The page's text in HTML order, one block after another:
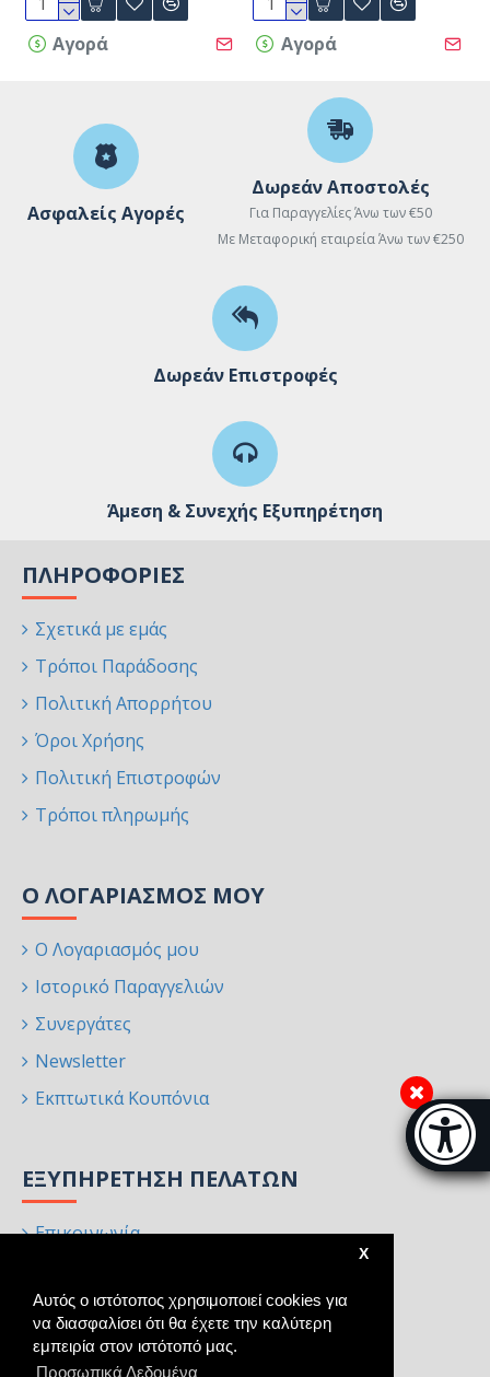
Αυτός ο ιστότοπος χρησιμοποιεί cookies για
να διασφαλίσει ότι θα έχετε την καλύτερη
εμπειρία στον ιστότοπό μας.
Προσωπικά Δεδομένα
X
Μπάρα
Αγορά Αγορά
Ασφαλείς Αγορές
Δωρεάν Αποστολές
Για Παραγγελίες Άνω των €50
Με Μεταφορική εταιρεία Άνω των €250
Δωρεάν Επιστροφές
Άμεση & Συνεχής Εξυπηρέτηση
ΠΛΗΡΟΦΟΡΊΕΣ
Σχετικά με εμάς
Τρόποι Παράδοσης
Πολιτική Απορρήτου
Όροι Χρήσης
Πολιτική Επιστροφών
Τρόποι πληρωμής
Ο ΛΟΓΑΡΙΑΣΜΌΣ ΜΟΥ
Ο Λογαριασμός μου
Ιστορικό Παραγγελιών
Συνεργάτες
Newsletter
Εκπτωτικά Κουπόνια
ΕΞΥΠΗΡΈΤΗΣΗ ΠΕΛΑΤΏΝ
Επικοινωνία
Χάρτης Ιστότοπου
Κατασκευαστές